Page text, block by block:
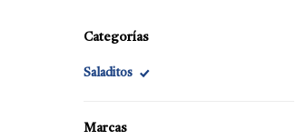
Categorías
Saladitos
Marcas